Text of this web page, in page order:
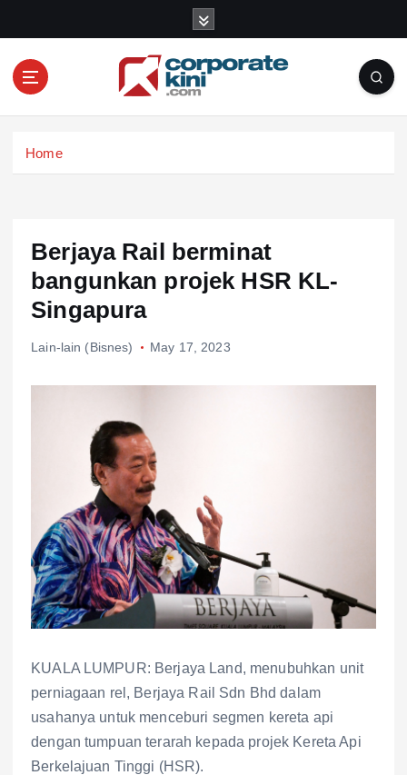
o
Home
Berjaya Rail berminat
bangunkan projek HSR KL-
Singapura
Lain-lain (Bisnes) May 17, 2023
KUALA LUMPUR: Berjaya Land, menubuhkan unit
perniagaan rel, Berjaya Rail Sdn Bhd dalam
usahanya untuk menceburi segmen kereta api
dengan tumpuan terarah kepada projek Kereta Api
Berkelajuan Tinggi (HSR).